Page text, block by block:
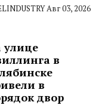
Авг 03, 2026
улице
в
в
двор